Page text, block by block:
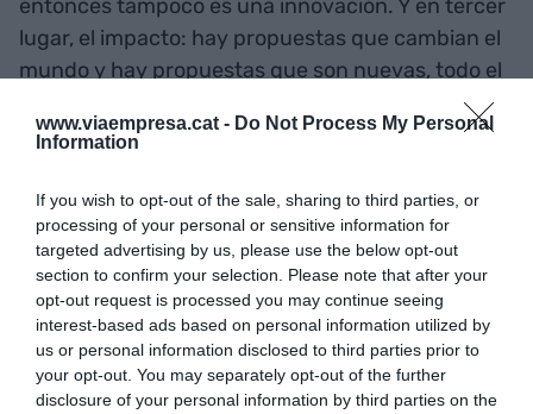
www.viaempresa.cat - Do Not Process My Personal
Information
If you wish to opt-out of the sale, sharing to third parties, or
processing of your personal or sensitive information for
targeted advertising by us, please use the below opt-out
section to confirm your selection. Please note that after your
opt-out request is processed you may continue seeing
interest-based ads based on personal information utilized by
us or personal information disclosed to third parties prior to
your opt-out. You may separately opt-out of the further
disclosure of your personal information by third parties on the
entonces tampoco es una innovación. Y en tercer
lugar, el impacto: hay propuestas que cambian el
mundo y hay propuestas que son nuevas, todo el
mundo las adopta, pero no mueven la aguja de
nada, no cambian prácticamente nada. Estas
las llama innovación incremental, y algunos de
mis compañeros discuten abiertamente que esto
sea innovación.
Es útil pensar que ninguno de estos tres
elementos -novedad, adopción e impacto- es
blanco o negro, más bien un gradiente.